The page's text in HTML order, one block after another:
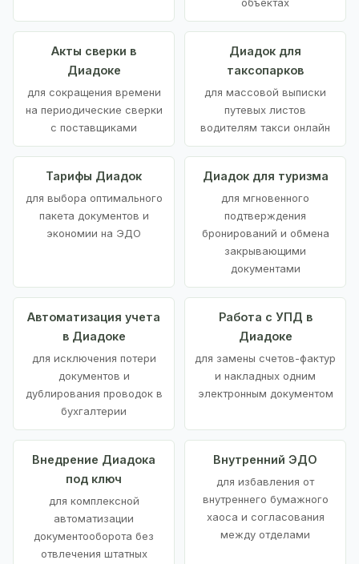
объектах
Акты сверки в
Диадоке
для сокращения времени
на периодические сверки
с поставщиками
Диадок для
таксопарков
для массовой выписки
путевых листов
водителям такси онлайн
Тарифы Диадок
для выбора оптимального
пакета документов и
экономии на ЭДО
Диадок для туризма
для мгновенного
подтверждения
бронирований и обмена
закрывающими
документами
Автоматизация учета
в Диадоке
для исключения потери
документов и
дублирования проводок в
бухгалтерии
Работа с УПД в
Диадоке
для замены счетов-фактур
и накладных одним
электронным документом
Внедрение Диадока
под ключ
для комплексной
автоматизации
документооборота без
отвлечения штатных
Внутренний ЭДО
для избавления от
внутреннего бумажного
хаоса и согласования
между отделами